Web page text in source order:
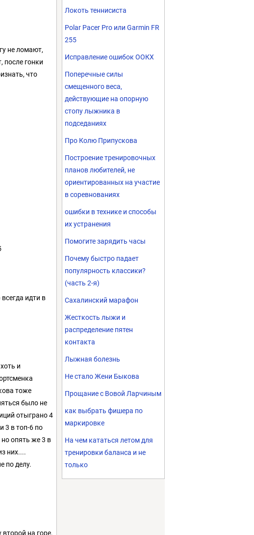
не ломают,
гонки
что
идти в
и
тоже
было не
отыграно 4
3 в топ-6 по
опять же 3 в
них....
по делу.
на горе.
Локоть теннисиста
Polar Pacer Pro или Garmin FR
255
Исправление ошибок ООКХ
Поперечные силы
смещенного веса,
действующие на опорную
стопу лыжника в
подседаниях
Про Колю Припускова
Построение тренировочных
планов любителей, не
ориентированных на участие
в соревнованиях
ошибки в технике и способы
их устранения
Помогите зарядить часы
Почему быстро падает
популярность классики?
(часть 2-я)
Сахалинский марафон
Жесткость лыжи и
распределение пятен
контакта
Лыжная болезнь
Не стало Жени Быкова
Прощание с Вовой Ларчиным
как выбрать фишера по
маркировке
На чем кататься летом для
тренировки баланса и не
только